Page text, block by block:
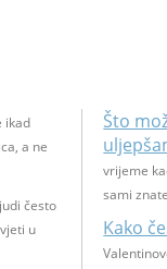
ikad
a ne
često
u
Što
vrijeme
sami
Kako